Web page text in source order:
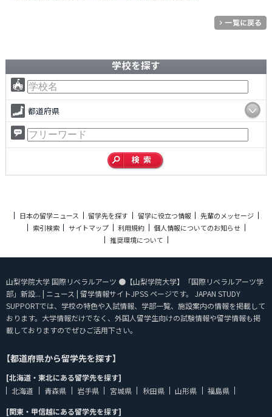
学校を探す
都道府県
日本の留学ニュース 留学先を探す 留学に役立つ情報
先輩のメッセージ
索引検索
サイトマップ 利用規約
個人情報についてのお知らせ
推奨環境について
山梨学院大学 国際リベラルアーツ ●【山梨学院大学】「国際リベラルアーツ学
部」新設... | ニュース | 留学情報サイトJPSS ページです。 JAPAN STUDY
SUPPORTでは、学校の特色や入試情報、学部一覧、施設案内の情報を掲載して
おります。大学情報だけでなく、外国人留学生向けの試験情報や留学情報も掲
載しておりますのでぜひご活用下さい。
【都道府県から留学先を探す】
[北海道・東北にある留学先を探す]
北海道
青森県 岩手県 宮城県 秋田県 山形県
福島県
[関東・甲信越にある留学先を探す]